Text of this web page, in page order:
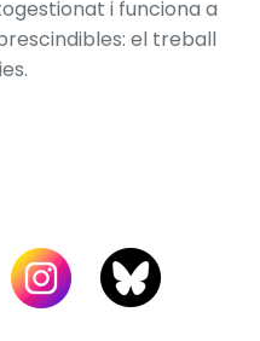
i funciona a
el treball